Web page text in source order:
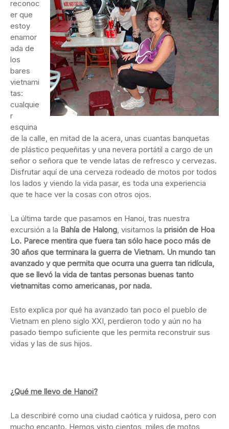
reconoc
er que
estoy
enamor
ada de
los
bares
vietnami
tas:
cualquie
r
esquina
de la calle, en mitad de la acera, unas cuantas banquetas
de plástico pequeñitas y una nevera portátil a cargo de un
señor o señora que te vende latas de refresco y cervezas.
Disfrutar aquí de una cerveza rodeado de motos por todos
los lados y viendo la vida pasar, es toda una experiencia
que te hace ver la cosas con otros ojos.
La última tarde que pasamos en Hanoi, tras nuestra
excursión a la Bahía de Halong, visitamos la prisión de Hoa
Lo. Parece mentira que fuera tan sólo hace poco más de
30 años que terminara la guerra de Vietnam. Un mundo tan
avanzado y que permita que ocurra una guerra tan ridícula,
que se llevó la vida de tantas personas buenas tanto
vietnamitas como americanas, por nada.
Esto explica por qué ha avanzado tan poco el pueblo de
Vietnam en pleno siglo XXI, perdieron todo y aún no ha
pasado tiempo suficiente que les permita reconstruir sus
vidas y las de sus hijos.
¿Qué me llevo de Hanoi?
La describiré como una ciudad caótica y ruidosa, pero con
mucho encanto. Hemos visto cientos, miles de motos,